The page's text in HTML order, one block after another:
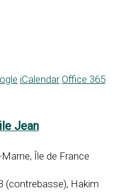
iCalendar Office 365
Jean
Île de France
(contrebasse), Hakim